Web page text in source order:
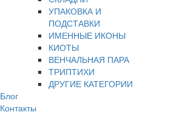
УПАКОВКА И
ПОДСТАВКИ
ИМЕННЫЕ ИКОНЫ
КИОТЫ
ВЕНЧАЛЬНАЯ ПАРА
ТРИПТИХИ
ДРУГИЕ КАТЕГОРИИ
Блог
Контакты